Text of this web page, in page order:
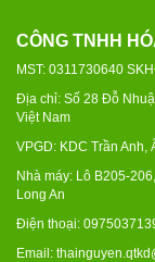
CÔNG TNHH
MST: 0311730640
Địa chỉ: Số 28 Đỗ
Việt Nam
VPGD: KDC Trần
Nhà máy: Lô B205-
Long An
Điện thoại:
Email: